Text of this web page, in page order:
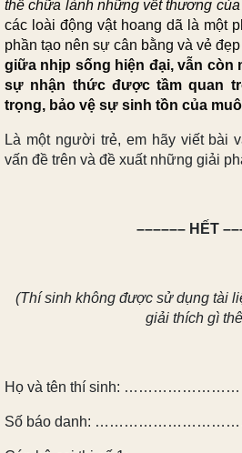
thể chữa lành những vết thương của
các loài động vật hoang dã là một
phần tạo nên sự cân bằng và vẻ
giữa nhịp sống hiện đại, vẫn còn
sự nhận thức được tầm quan
trọng, bảo vệ sự sinh tồn của
Là một người trẻ, em hãy viết bài
vấn đề trên và đề xuất những giải
–––––– HẾT
(Thí sinh không được sử dụng tài
giải thích gì
Họ và tên thí sinh: ……………………
Số báo danh: